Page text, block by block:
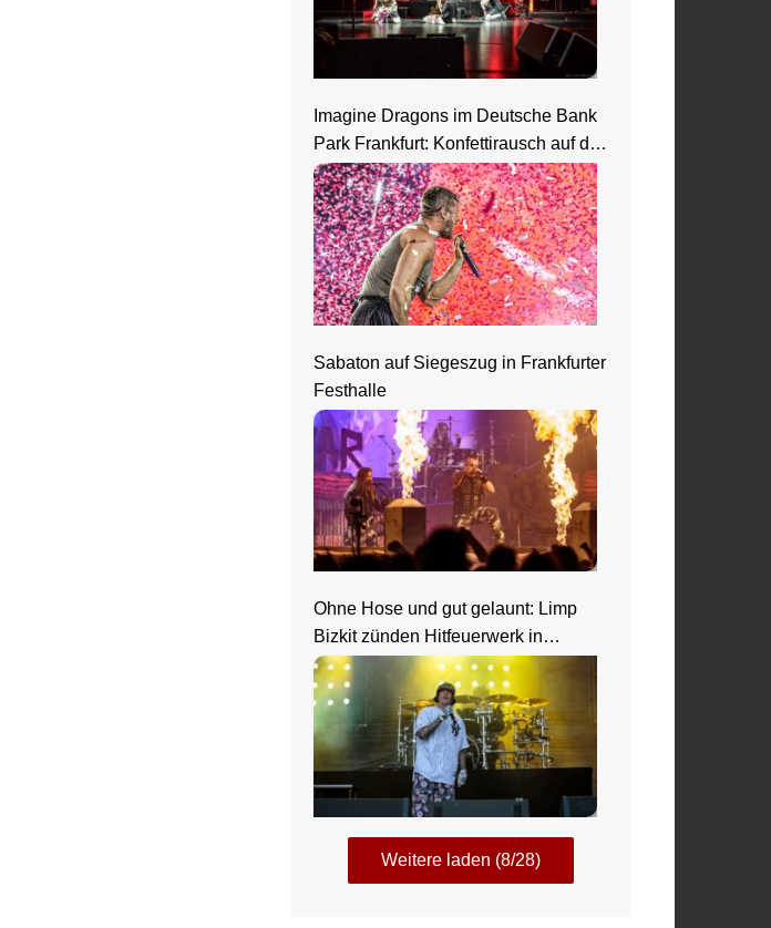
Imagine Dragons im Deutsche Bank
Park Frankfurt: Konfettirausch auf der
Loom Welttour
Sabaton auf Siegeszug in Frankfurter
Festhalle
Ohne Hose und gut gelaunt: Limp
Bizkit zünden Hitfeuerwerk in
Saarbrücken
Weitere laden (8/28)